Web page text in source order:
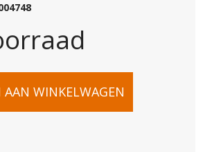
AAN WINKELWAGEN